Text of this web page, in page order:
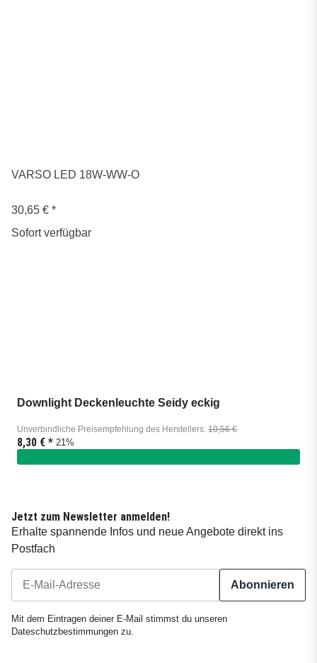
VARSO LED 18W-WW-O
30,65 € *
Sofort verfügbar
Downlight Deckenleuchte Seidy eckig
Unverbindliche Preisempfehlung des Herstellers: 10,56 €
8,30 € * 21%
Jetzt zum Newsletter anmelden!
Erhalte spannende Infos und neue Angebote direkt ins
Postfach
Abonnieren
Mit dem Eintragen deiner E-Mail stimmst du unseren
Dateschutzbestimmungen zu.